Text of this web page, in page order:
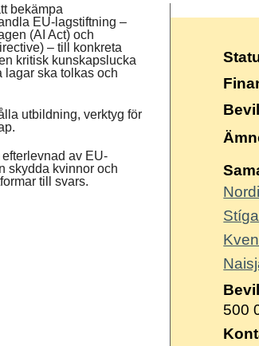
English
Skandinaviska
Suomi
Íslenska
bekämpa
EU-lagstiftning –
(AI Act) och
) – till konkreta
kritisk kunskapslucka
lagar ska tolkas och
utbildning, verktyg för
av EU-
skydda kvinnor och
till svars.
500